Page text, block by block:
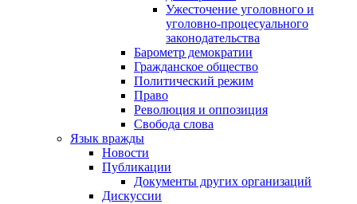
Ужесточение уголовного и
уголовно-процесуального
законодательства
Барометр демократии
Гражданское общество
Политический режим
Право
Революция и оппозиция
Свобода слова
Язык вражды
Новости
Публикации
Документы других организаций
Дискуссии